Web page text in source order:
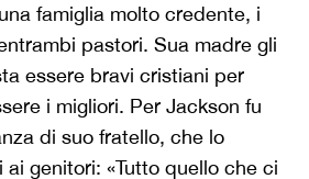
famiglia molto credente, i
pastori. Sua madre gli
essere bravi cristiani per
i migliori. Per Jackson fu
di suo fratello, che lo
genitori: «Tutto quello che ci